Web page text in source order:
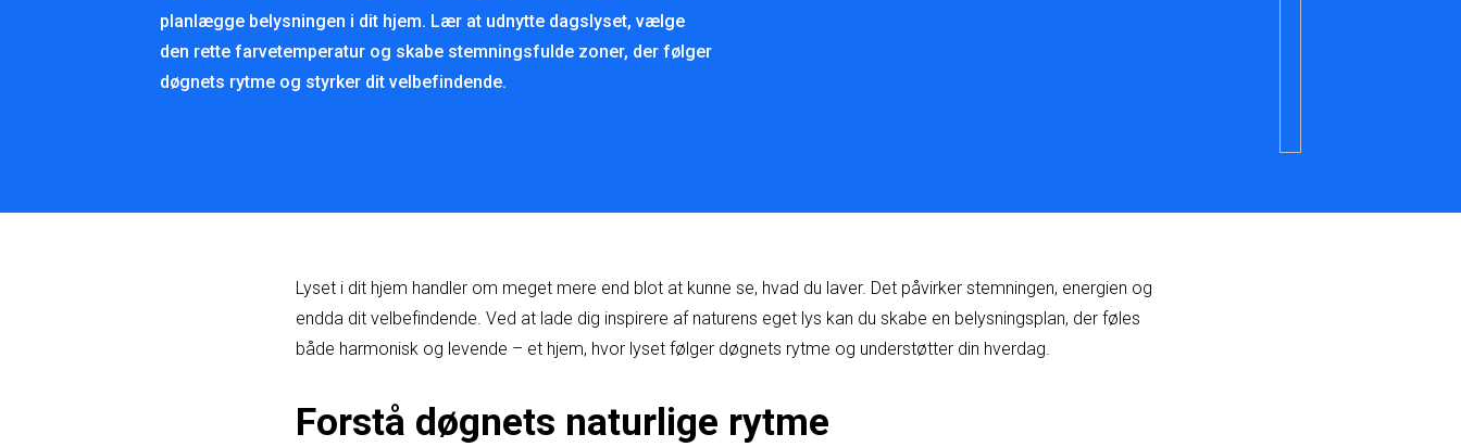
planlægge belysningen i dit hjem. Lær at udnytte dagslyset, vælge
den rette farvetemperatur og skabe stemningsfulde zoner, der følger
døgnets rytme og styrker dit velbefindende.
Lyset i dit hjem handler om meget mere end blot at kunne se, hvad du laver. Det påvirker stemningen, energien og
endda dit velbefindende. Ved at lade dig inspirere af naturens eget lys kan du skabe en belysningsplan, der føles
både harmonisk og levende – et hjem, hvor lyset følger døgnets rytme og understøtter din hverdag.
Forstå døgnets naturlige rytme